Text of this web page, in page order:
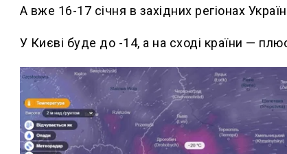
А вже 16-17 січня в західних регіонах
У Києві буде до -14, а на сході країни —